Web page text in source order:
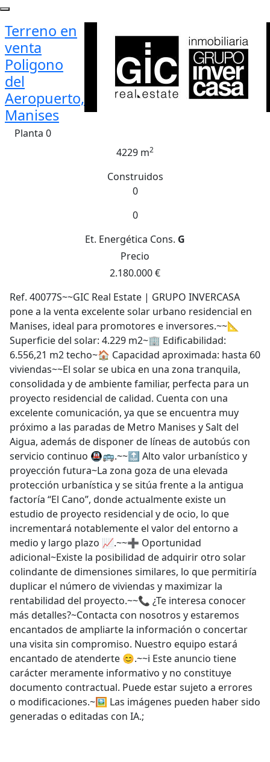
Terreno en
venta
Poligono
del
Aeropuerto,
Manises
Planta 0
4229 m2
Construidos
0
0
Et. Energética Cons. G
Precio
2.180.000 €
Ref. 40077S~~GIC Real Estate | GRUPO INVERCASA
pone a la venta excelente solar urbano residencial en
Manises, ideal para promotores e inversores.~~📐
Superficie del solar: 4.229 m2~🏢 Edificabilidad:
6.556,21 m2 techo~🏠 Capacidad aproximada: hasta 60
viviendas~~El solar se ubica en una zona tranquila,
consolidada y de ambiente familiar, perfecta para un
proyecto residencial de calidad. Cuenta con una
excelente comunicación, ya que se encuentra muy
próximo a las paradas de Metro Manises y Salt del
Aigua, además de disponer de líneas de autobús con
servicio continuo 🚇🚌.~~🔝 Alto valor urbanístico y
proyección futura~La zona goza de una elevada
protección urbanística y se sitúa frente a la antigua
factoría “El Cano”, donde actualmente existe un
estudio de proyecto residencial y de ocio, lo que
incrementará notablemente el valor del entorno a
medio y largo plazo 📈.~~➕ Oportunidad
adicional~Existe la posibilidad de adquirir otro solar
colindante de dimensiones similares, lo que permitiría
duplicar el número de viviendas y maximizar la
rentabilidad del proyecto.~~📞 ¿Te interesa conocer
más detalles?~Contacta con nosotros y estaremos
encantados de ampliarte la información o concertar
una visita sin compromiso. Nuestro equipo estará
encantado de atenderte 😊.~~ℹ️ Este anuncio tiene
carácter meramente informativo y no constituye
documento contractual. Puede estar sujeto a errores
o modificaciones.~🖼️ Las imágenes pueden haber sido
generadas o editadas con IA.;